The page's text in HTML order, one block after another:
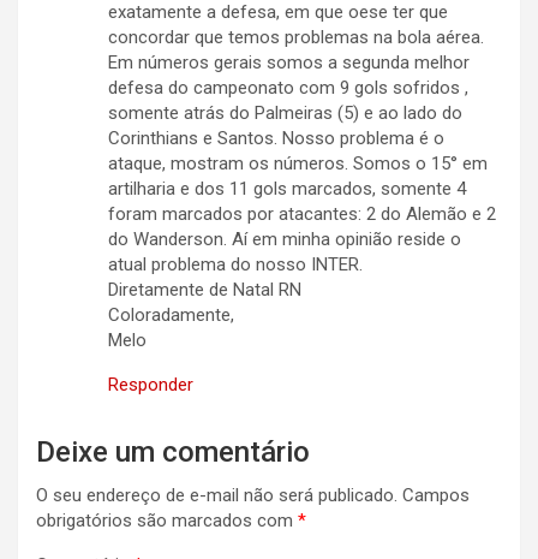
exatamente a defesa, em que oese ter que
concordar que temos problemas na bola aérea.
Em números gerais somos a segunda melhor
defesa do campeonato com 9 gols sofridos ,
somente atrás do Palmeiras (5) e ao lado do
Corinthians e Santos. Nosso problema é o
ataque, mostram os números. Somos o 15° em
artilharia e dos 11 gols marcados, somente 4
foram marcados por atacantes: 2 do Alemão e 2
do Wanderson. Aí em minha opinião reside o
atual problema do nosso INTER.
Diretamente de Natal RN
Coloradamente,
Melo
Responder
Deixe um comentário
O seu endereço de e-mail não será publicado. Campos
obrigatórios são marcados com *